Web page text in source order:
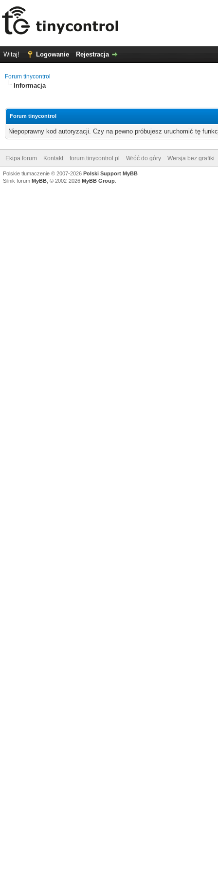
Witaj! Logowanie Rejestracja
Forum tinycontrol
Informacja
Forum tinycontrol
Niepoprawny kod autoryzacji. Czy na pewno próbujesz uruchomić tę
Ekipa forum Kontakt forum.tinycontrol.pl Wróć do góry Wersja bez grafiki
Polskie tłumaczenie © 2007-2026 Polski Support MyBB
Silnik forum MyBB , © 2002-2026 MyBB Group